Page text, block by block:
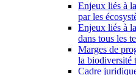
Enjeux liés à
par les
Enjeux liés à
dans tous les
Marges de
la biodiversité
Cadre